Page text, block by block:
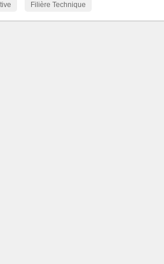
Filière Technique